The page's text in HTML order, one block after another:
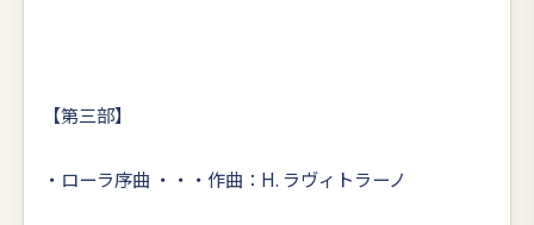
【第三部】
・ローラ序曲 ・・・作曲：H. ラヴィトラーノ